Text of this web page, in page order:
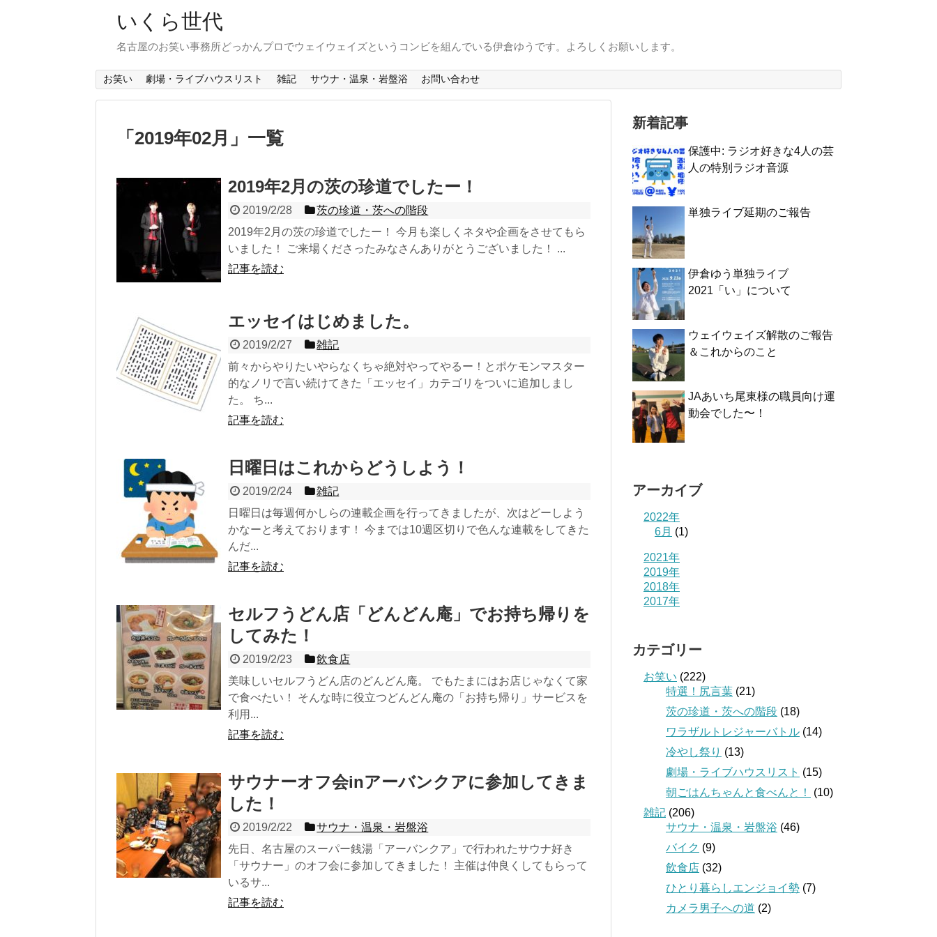
いくら世代
名古屋のお笑い事務所どっかんプロでウェイウェイズというコンビを組んでいる伊倉ゆうです。よろしくお願いします。
お笑い 劇場・ライブハウスリスト 雑記 サウナ・温泉・岩盤浴 お問い合わせ
「 2019年02月 」 一覧
2019年2月の茨の珍道でしたー！
2019/2/28
茨の珍道・茨への階段
2019年2月の茨の珍道でしたー！ 今月も楽しくネタや企画をさせてもら
いました！ ご来場くださったみなさんありがとうございました！ ...
記事を読む
エッセイはじめました。
2019/2/27
雑記
前々からやりたいやらなくちゃ絶対やってやるー！とポケモンマスター
的なノリで言い続けてきた「エッセイ」カテゴリをついに追加しまし
た。 ち...
記事を読む
日曜日はこれからどうしよう！
2019/2/24
雑記
日曜日は毎週何かしらの連載企画を行ってきましたが、次はどーしよう
かなーと考えております！ 今までは10週区切りで色んな連載をしてきた
んだ...
記事を読む
セルフうどん店「どんどん庵」でお持ち帰りを
してみた！
2019/2/23
飲食店
美味しいセルフうどん店のどんどん庵。 でもたまにはお店じゃなくて家
で食べたい！ そんな時に役立つどんどん庵の「お持ち帰り」サービスを
利用...
記事を読む
サウナーオフ会inアーバンクアに参加してきま
した！
2019/2/22
サウナ・温泉・岩盤浴
先日、名古屋のスーパー銭湯「アーバンクア」で行われたサウナ好き
「サウナー」のオフ会に参加してきました！ 主催は仲良くしてもらって
いるサ...
記事を読む
新着記事
保護中: ラジオ好きな4人の芸
人の特別ラジオ音源
単独ライブ延期のご報告
伊倉ゆう単独ライブ
2021「い」について
ウェイウェイズ解散のご報告
＆これからのこと
JAあいち尾東様の職員向け運
動会でした〜！
アーカイブ
2022年
6月 (1)
2021年
2019年
2018年
2017年
カテゴリー
お笑い (222)
特選！尻言葉 (21)
茨の珍道・茨への階段 (18)
ワラザルトレジャーバトル (14)
冷やし祭り (13)
劇場・ライブハウスリスト (15)
朝ごはんちゃんと食べんと！
(10)
雑記 (206)
サウナ・温泉・岩盤浴 (46)
バイク (9)
飲食店 (32)
ひとり暮らしエンジョイ勢 (7)
カメラ男子への道 (2)